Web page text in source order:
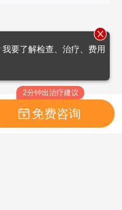
2分钟出治疗建议
免费咨询
要了解检查、治疗、费用